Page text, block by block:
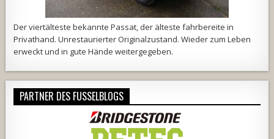
Der viertälteste bekannte Passat, der älteste fahrbereite in
Privathand. Unrestaurierter Originalzustand. Wieder zum Leben
erweckt und in gute Hände weitergegeben.
PARTNER DES FUSSELBLOGS